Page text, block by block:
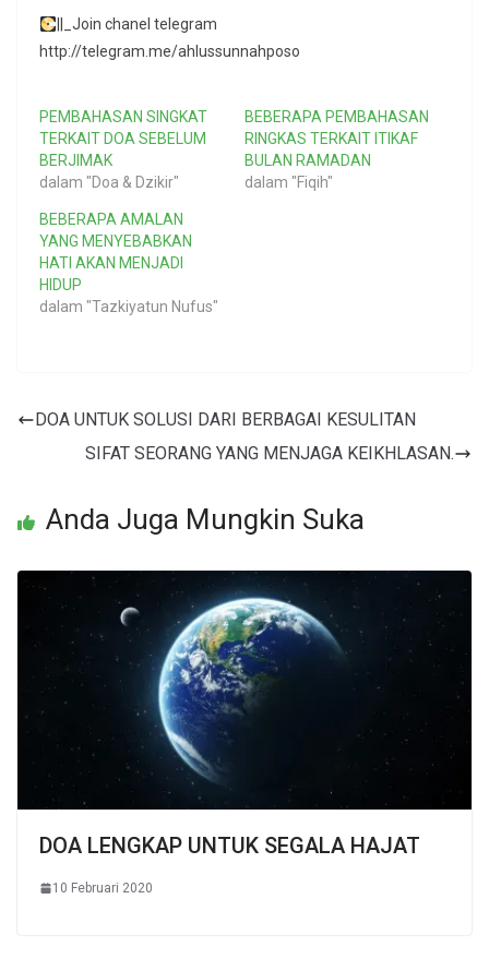
||_Join chanel telegram
http://telegram.me/ahlussunnahposo
PEMBAHASAN SINGKAT
TERKAIT DOA SEBELUM
BERJIMAK
dalam "Doa & Dzikir"
BEBERAPA PEMBAHASAN
RINGKAS TERKAIT ITIKAF
BULAN RAMADAN
dalam "Fiqih"
BEBERAPA AMALAN
YANG MENYEBABKAN
HATI AKAN MENJADI
HIDUP
dalam "Tazkiyatun Nufus"
DOA UNTUK SOLUSI DARI BERBAGAI KESULITAN
SIFAT SEORANG YANG MENJAGA KEIKHLASAN.
Anda Juga Mungkin Suka
DOA LENGKAP UNTUK SEGALA HAJAT
10 Februari 2020